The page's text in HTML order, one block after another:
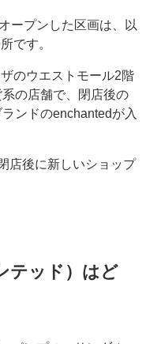
ープンした区画は、以
です。
のウエストモール2階
の店舗で、閉店後の
ンドのenchantedが入
店後に新しいショップ
テッド）はど